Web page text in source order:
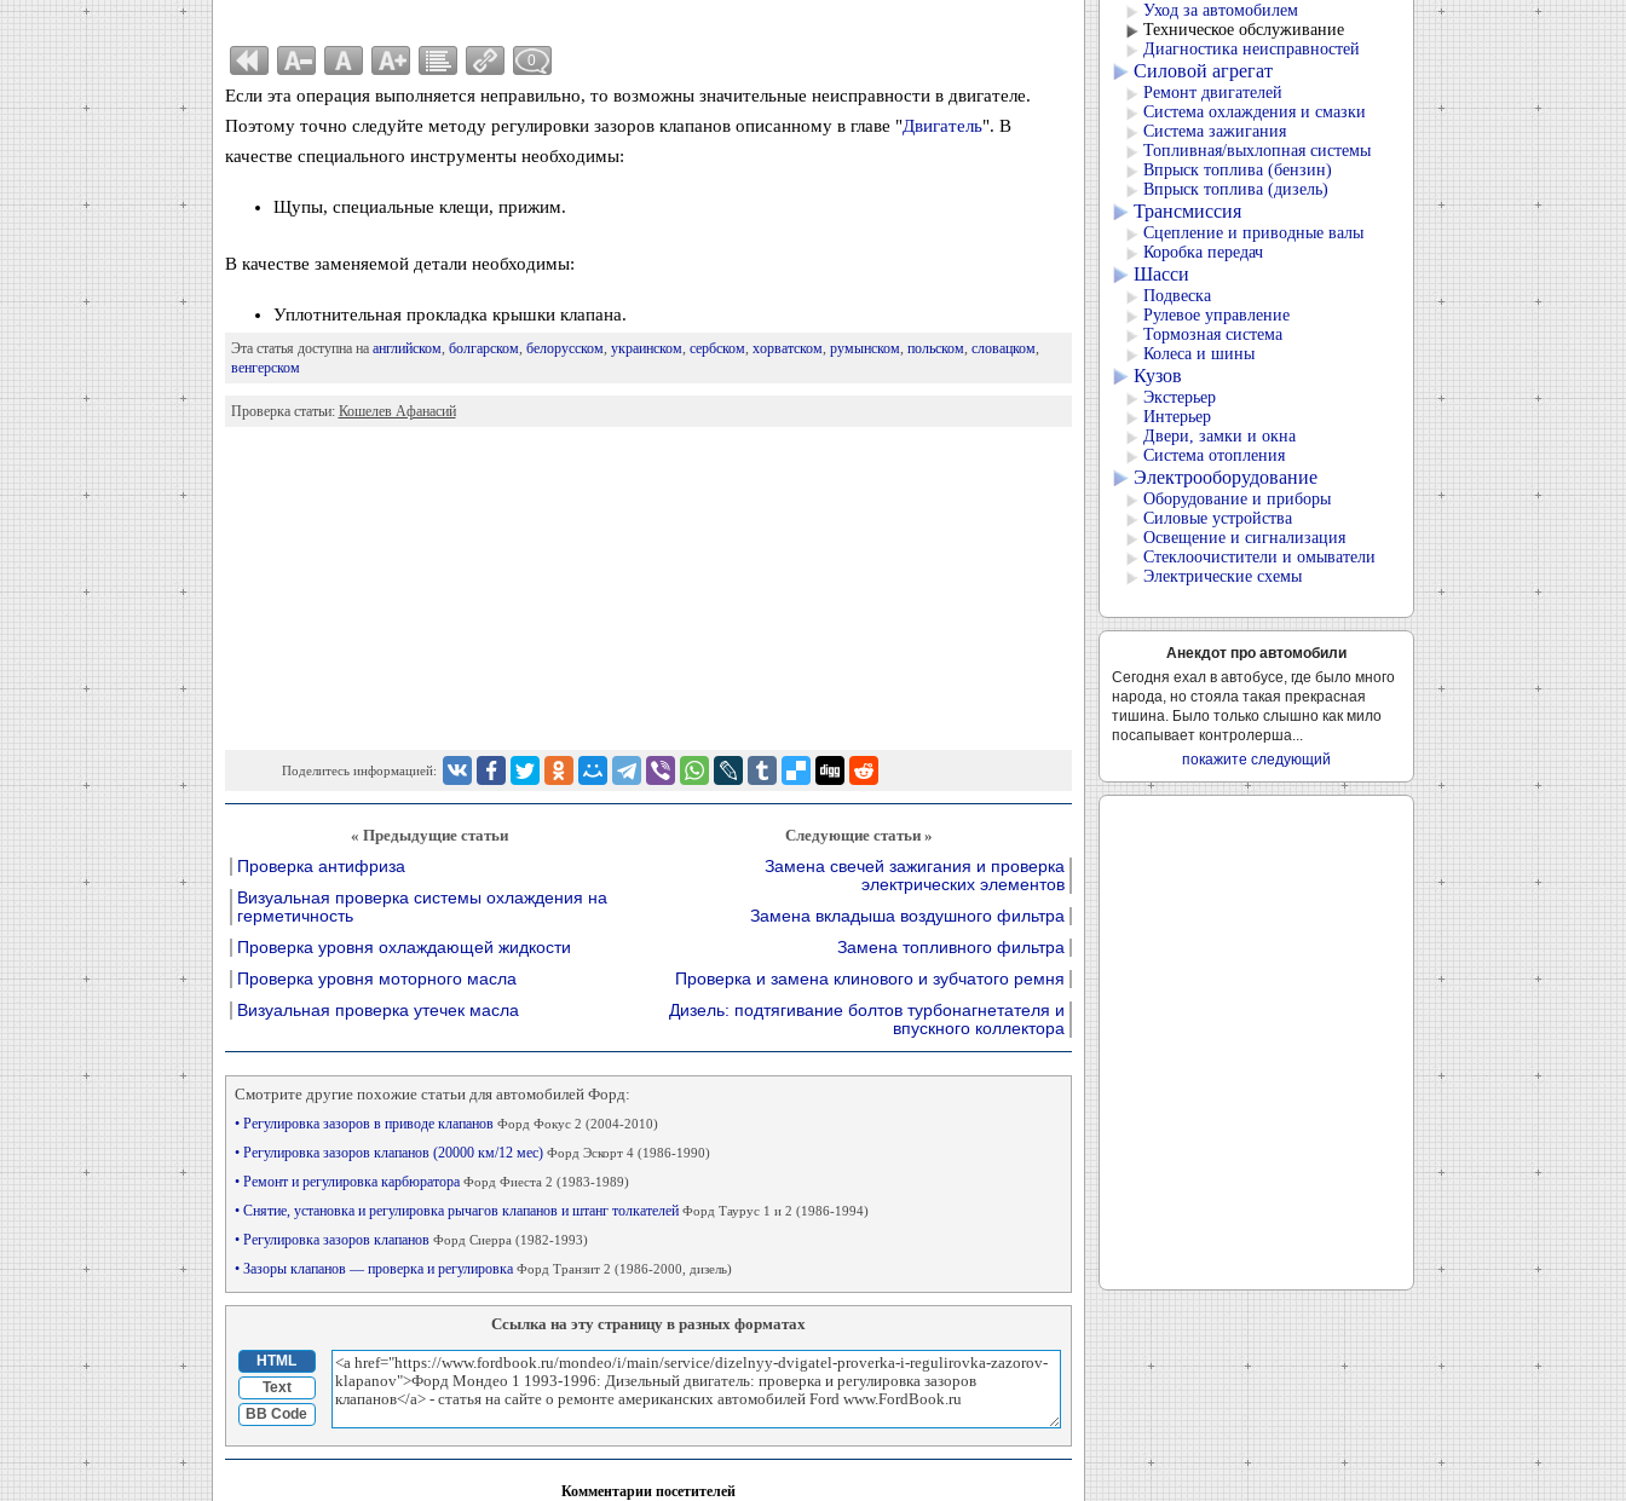
0
Если эта операция выполняется неправильно, то возможны значительные неисправности в двигателе.
Поэтому точно следуйте методу регулировки зазоров клапанов описанному в главе "Двигатель". В
качестве специального инструменты необходимы:
Щупы, специальные клещи, прижим.
В качестве заменяемой детали необходимы:
Уплотнительная прокладка крышки клапана.
Эта статья доступна на английском, болгарском, белорусском, украинском, сербском, хорватском, румынском, польском, словацком,
венгерском
Проверка статьи: Кошелев Афанасий
Поделитесь информацией:
« Предыдущие статьи
Проверка антифриза
Визуальная проверка системы охлаждения на
герметичность
Проверка уровня охлаждающей жидкости
Проверка уровня моторного масла
Визуальная проверка утечек масла
Следующие статьи »
Замена свечей зажигания и проверка
электрических элементов
Замена вкладыша воздушного фильтра
Замена топливного фильтра
Проверка и замена клинового и зубчатого ремня
Дизель: подтягивание болтов турбонагнетателя и
впускного коллектора
Смотрите другие похожие статьи для автомобилей Форд:
• Регулировка зазоров в приводе клапанов Форд Фокус 2 (2004-2010)
• Регулировка зазоров клапанов (20000 км/12 мес) Форд Эскорт 4 (1986-1990)
• Ремонт и регулировка карбюратора Форд Фиеста 2 (1983-1989)
• Снятие, установка и регулировка рычагов клапанов и штанг толкателей Форд Таурус 1 и 2 (1986-1994)
• Регулировка зазоров клапанов Форд Сиерра (1982-1993)
• Зазоры клапанов — проверка и регулировка Форд Транзит 2 (1986-2000, дизель)
Ссылка на эту страницу в разных форматах
HTML
Text
BB Code
Комментарии посетителей
Уход за автомобилем
Техническое обслуживание
Диагностика неисправностей
Силовой агрегат
Ремонт двигателей
Система охлаждения и смазки
Система зажигания
Топливная/выхлопная системы
Впрыск топлива (бензин)
Впрыск топлива (дизель)
Трансмиссия
Сцепление и приводные валы
Коробка передач
Шасси
Подвеска
Рулевое управление
Тормозная система
Колеса и шины
Кузов
Экстерьер
Интерьер
Двери, замки и окна
Система отопления
Электрооборудование
Оборудование и приборы
Силовые устройства
Освещение и сигнализация
Стеклоочистители и омыватели
Электрические схемы
Анекдот про автомобили
Сегодня ехал в автобусе, где было много
народа, но стояла такая прекрасная
тишина. Было только слышно как мило
посапывает контролерша...
покажите следующий